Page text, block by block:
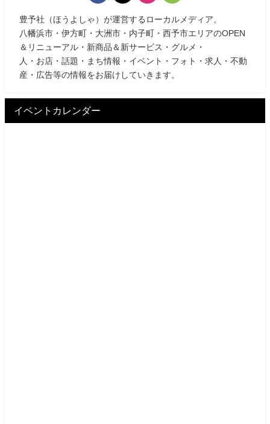
豊予社（ほうよしゃ）が運営するローカルメディア。
八幡浜市・伊方町・大洲市・内子町・西予市エリアのOPEN
＆リニューアル・新商品＆新サービス・グルメ・
人・お店・話題・まち情報・イベント・フォト・求人・不動
産・広告等の情報をお届けしていきます。
イベントカレンダー